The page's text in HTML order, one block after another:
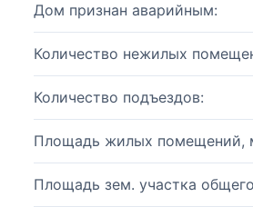
Дом признан аварийным:
Количество нежилых
Количество подъездов:
Площадь жилых помещений,
Площадь зем. участка